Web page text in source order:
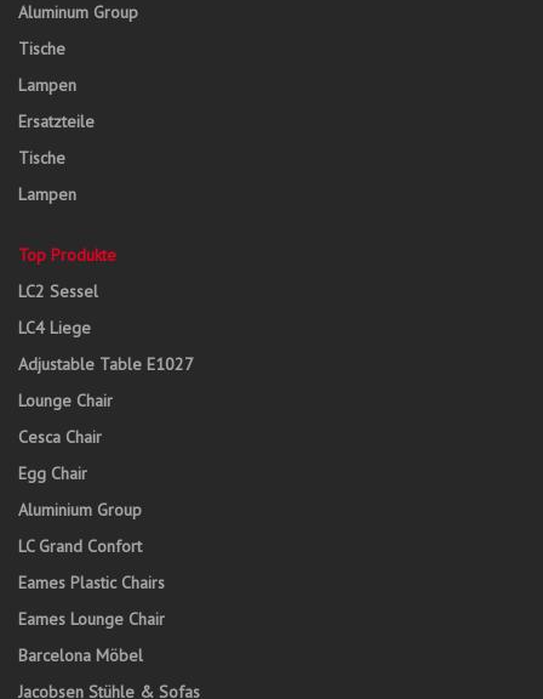
Aluminum Group
Tische
Lampen
Ersatzteile
Tische
Lampen
Top Produkte
LC2 Sessel
LC4 Liege
Adjustable Table E1027
Lounge Chair
Cesca Chair
Egg Chair
Aluminium Group
LC Grand Confort
Eames Plastic Chairs
Eames Lounge Chair
Barcelona Möbel
Jacobsen Stühle & Sofas